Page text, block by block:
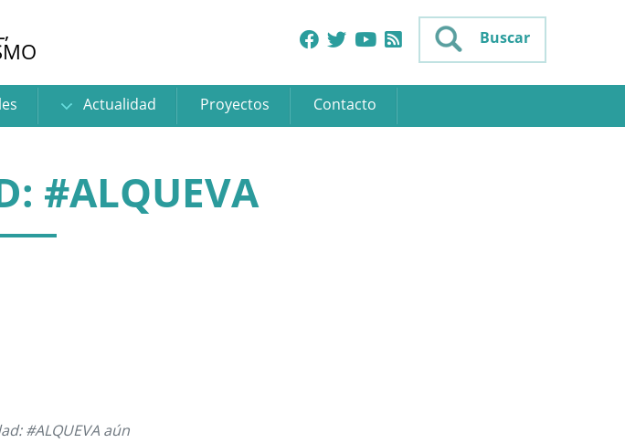
Buscar
Actualidad Proyectos Contacto
#ALQUEVA
#ALQUEVA aún